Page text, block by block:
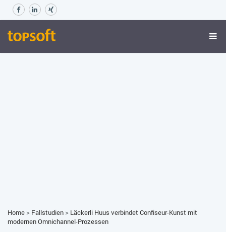
Home > Fallstudien > Läckerli Huus verbindet Confiseur-Kunst mit
modernen Omnichannel-Prozessen